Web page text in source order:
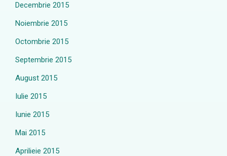
Decembrie 2015
Noiembrie 2015
Octombrie 2015
Septembrie 2015
August 2015
Iulie 2015
Iunie 2015
Mai 2015
Aprilieie 2015